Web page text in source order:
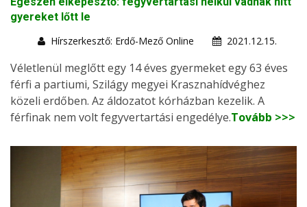
gyereket lőtt le
Hírszerkesztő: Erdő-Mező Online
2021.12.15.
Véletlenül meglőtt egy 14 éves gyermeket egy 63 éves
férfi a partiumi, Szilágy megyei Krasznahídvéghez
közeli erdőben. Az áldozatot kórházban kezelik. A
férfinak nem volt fegyvertartási engedélye.Tovább >>>